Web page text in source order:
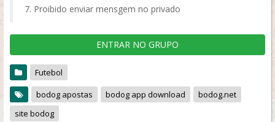
Proibido enviar mensgem no privado
ENTRAR NO GRUPO
Futebol
bodog apostas
bodog app download
bodog.net
site bodog